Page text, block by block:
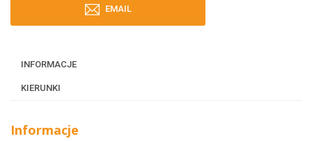
EMAIL
INFORMACJE
KIERUNKI
Informacje